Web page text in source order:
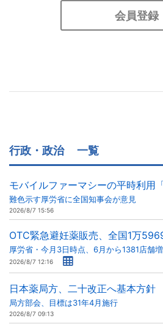
会員登録
行政・政治 一覧
モバイルファーマシーの平時利用
難色示す厚労省に全国知事会が意見
2026/8/7 15:56
OTC緊急避妊薬販売、全国1万
厚労省・今月3日時点、6月から1381店舗増
2026/8/7 12:16
日本薬局方、二十改正へ基本方針
局方部会、目標は31年4月施行
2026/8/7 09:13